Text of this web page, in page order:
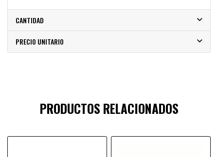
CANTIDAD
PRECIO UNITARIO
PRODUCTOS RELACIONADOS